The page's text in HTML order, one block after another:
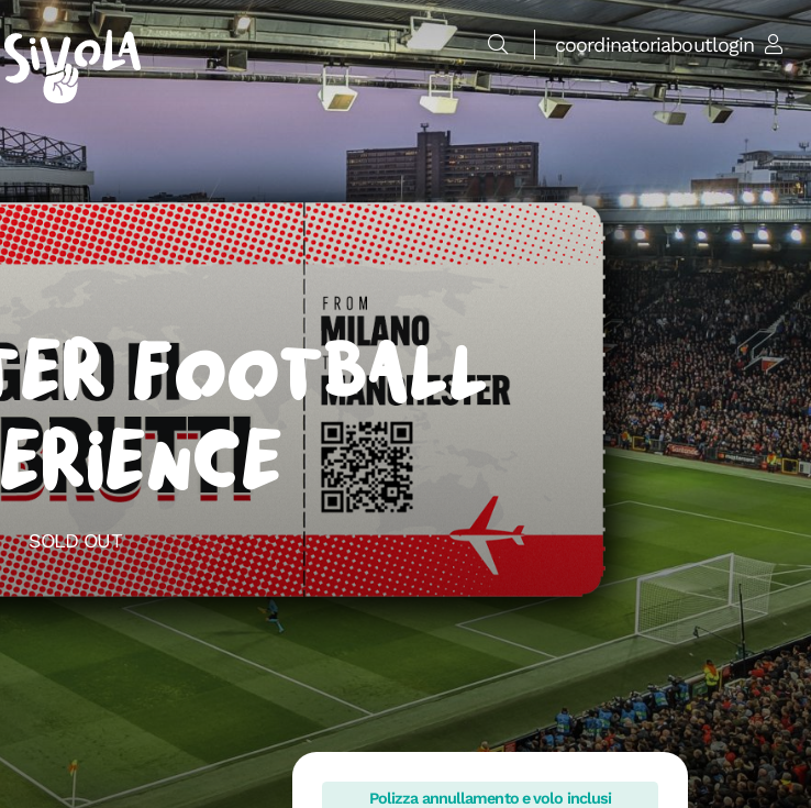
coordinatoriaboutlogin
Football
SOLD OUT
Polizza annullamento e volo inclusi